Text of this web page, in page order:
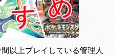
以上プレイしている管理人